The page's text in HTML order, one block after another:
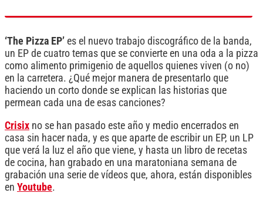
‘The Pizza EP’ es el nuevo trabajo discográfico de la banda,
un EP de cuatro temas que se convierte en una oda a la pizza
como alimento primigenio de aquellos quienes viven (o no)
en la carretera. ¿Qué mejor manera de presentarlo que
haciendo un corto donde se explican las historias que
permean cada una de esas canciones?
Crisix no se han pasado este año y medio encerrados en
casa sin hacer nada, y es que aparte de escribir un EP, un LP
que verá la luz el año que viene, y hasta un libro de recetas
de cocina, han grabado en una maratoniana semana de
grabación una serie de vídeos que, ahora, están disponibles
en Youtube.